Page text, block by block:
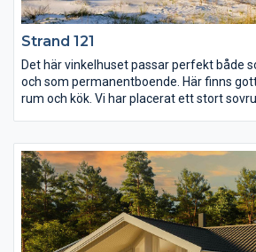
Strand 121
Det här vinkelhuset passar perfekt både
och som permanentboende. Här finns
rum och kök. Vi har placerat ett stort
placerat vägg i vägg med en liten hall för
och vardagsrummet har öppen
vardagsrummet är det högt ryggåstak.
helglasad altandörr flödar ljuset in i
rymdkänsla. Badrummet är placerat i
tillsammans med tvättstugan. Här finns